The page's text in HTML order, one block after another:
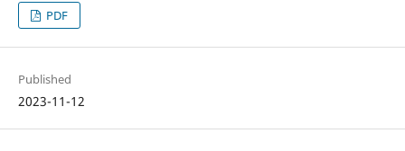
PDF
Published
2023-11-12